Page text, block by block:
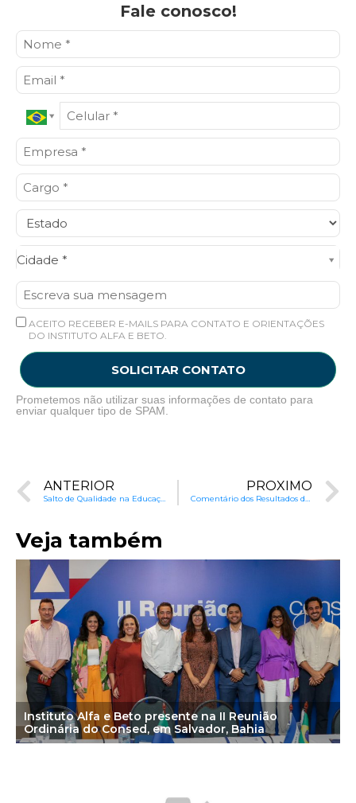
Fale conosco!
Cidade *
Cidade*
ACEITO RECEBER E-MAILS PARA CONTATO E ORIENTAÇÕES
DO INSTITUTO ALFA E BETO.
SOLICITAR CONTATO
Prometemos não utilizar suas informações de contato para
enviar qualquer tipo de SPAM.
ANTERIOR PRÓXIMO
Veja também
Instituto Alfa e Beto presente na II Reunião
Ordinária do Consed, em Salvador, Bahia